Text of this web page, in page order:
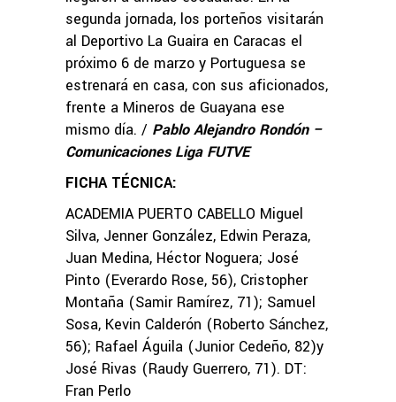
segunda jornada, los porteños visitarán
al Deportivo La Guaira en Caracas el
próximo 6 de marzo y Portuguesa se
estrenará en casa, con sus aficionados,
frente a Mineros de Guayana ese
mismo día. / Pablo Alejandro Rondón –
Comunicaciones Liga FUTVE
FICHA TÉCNICA:
ACADEMIA PUERTO CABELLO Miguel
Silva, Jenner González, Edwin Peraza,
Juan Medina, Héctor Noguera; José
Pinto (Everardo Rose, 56), Cristopher
Montaña (Samir Ramírez, 71); Samuel
Sosa, Kevin Calderón (Roberto Sánchez,
56); Rafael Águila (Junior Cedeño, 82)y
José Rivas (Raudy Guerrero, 71). DT:
Fran Perlo